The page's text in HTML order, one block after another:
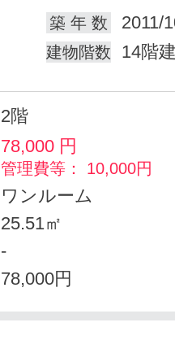
築 年 数
2011/
建物階数 14階
2階
78,000 円
管理費等： 10,000円
ワンルーム
25.51㎡
-
78,000円